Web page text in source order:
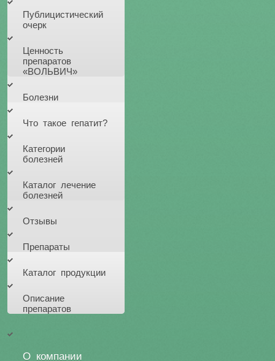
Публицистический
очерк
Ценность
препаратов
«ВОЛЬВИЧ»
Болезни
Что такое гепатит?
Категории
болезней
Каталог лечение
болезней
Отзывы
Препараты
Каталог продукции
Описание
препаратов
О компании